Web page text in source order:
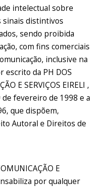
intelectual sobre
sinais distintivos
sendo proibida
com fins comerciais
inclusive na
escrito da PH DOS
E SERVIÇOS EIRELI ,
de fevereiro de 1998 e a
que dispõem,
Autoral e Direitos de
E
por qualquer